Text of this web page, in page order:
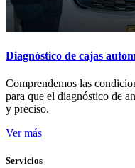
Diagnóstico de cajas
Comprendemos las
para que el diagnóstico de
y preciso.
Ver más
Servicios